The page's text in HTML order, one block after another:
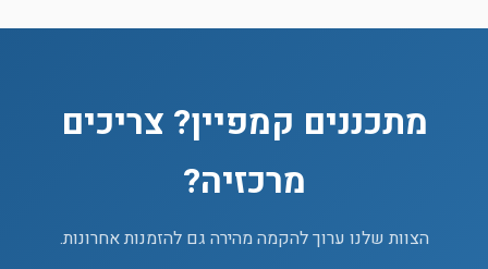
מתכננים קמפיין? צריכים
מרכזיה?
הצוות שלנו ערוך להקמה מהירה גם להזמנות אחרונות.